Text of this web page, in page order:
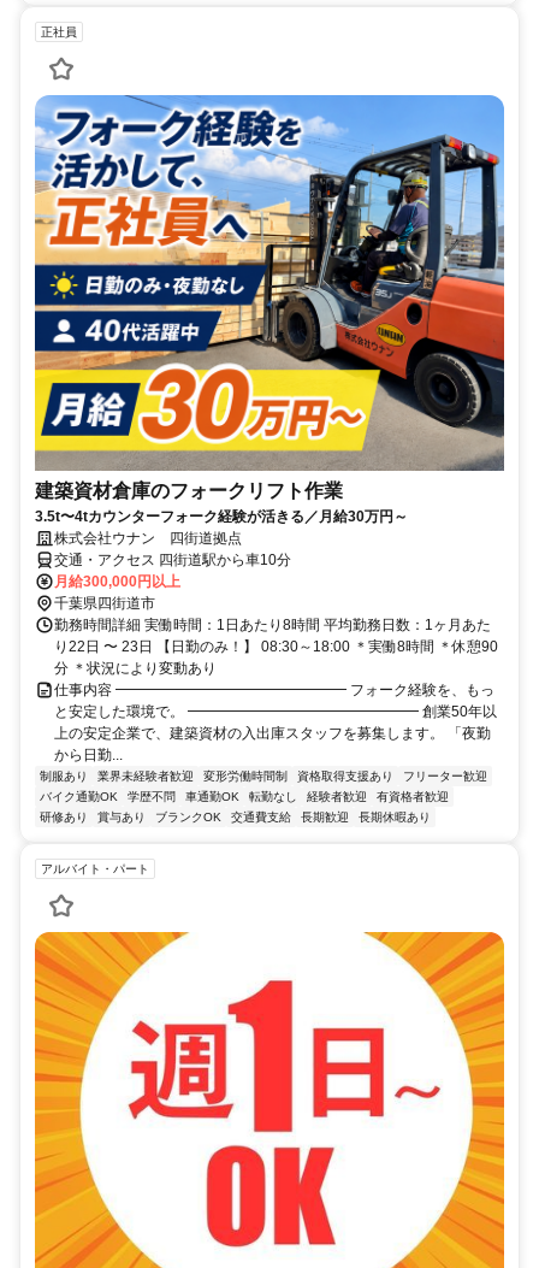
正社員
建築資材倉庫のフォークリフト作業
3.5t〜4tカウンターフォーク経験が活きる／月給30万円～
株式会社ウナン 四街道拠点
交通・アクセス 四街道駅から車10分
月給300,000円以上
千葉県四街道市
勤務時間詳細 実働時間：1日あたり8時間 平均勤務日数：1ヶ月あた
り22日 〜 23日 【日勤のみ！】 08:30～18:00 ＊実働8時間 ＊休憩90
分 ＊状況により変動あり
仕事内容 ━━━━━━━━━━━━━━━━ フォーク経験を、もっ
と安定した環境で。 ━━━━━━━━━━━━━━━━ 創業50年以
上の安定企業で、建築資材の入出庫スタッフを募集します。 「夜勤
から日勤...
制服あり 業界未経験者歓迎 変形労働時間制 資格取得支援あり
フリーター歓迎
バイク通勤OK
学歴不問 車通勤OK 転勤なし 経験者歓迎
有資格者歓迎
研修あり
賞与あり ブランクOK 交通費支給 長期歓迎 長期休暇あり
アルバイト・パート